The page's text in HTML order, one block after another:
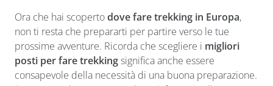
Ora che hai scopertodove fare trekking in Europa,
non ti resta che prepararti per partire verso le tue
prossime avventure. Ricorda che scegliere i migliori
posti per fare trekkingsignifica anche essere
consapevole della necessità di una buona preparazione.